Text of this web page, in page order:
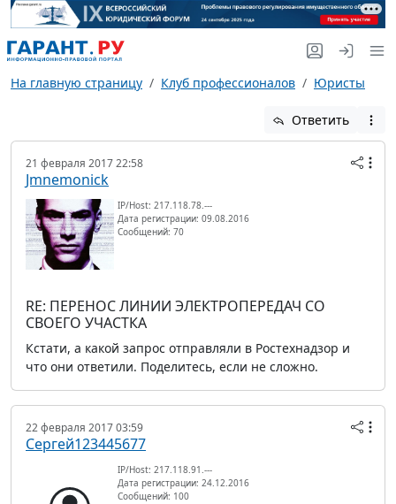
На главную страницу Клуб профессионалов Юристы
Ответить
21 февраля 2017 22:58
Jmnemonick
IP/Host: 217.118.78.---
Дата регистрации: 09.08.2016
Сообщений: 70
RE: ПЕРЕНОС ЛИНИИ ЭЛЕКТРОПЕРЕДАЧ СО
СВОЕГО УЧАСТКА
Кстати, а какой запрос отправляли в Ростехнадзор и
что они ответили. Поделитесь, если не сложно.
22 февраля 2017 03:59
Сергей123445677
IP/Host: 217.118.91.---
Дата регистрации: 24.12.2016
Сообщений: 100